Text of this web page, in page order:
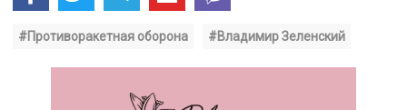
#Противоракетная оборона #Владимир Зеленский